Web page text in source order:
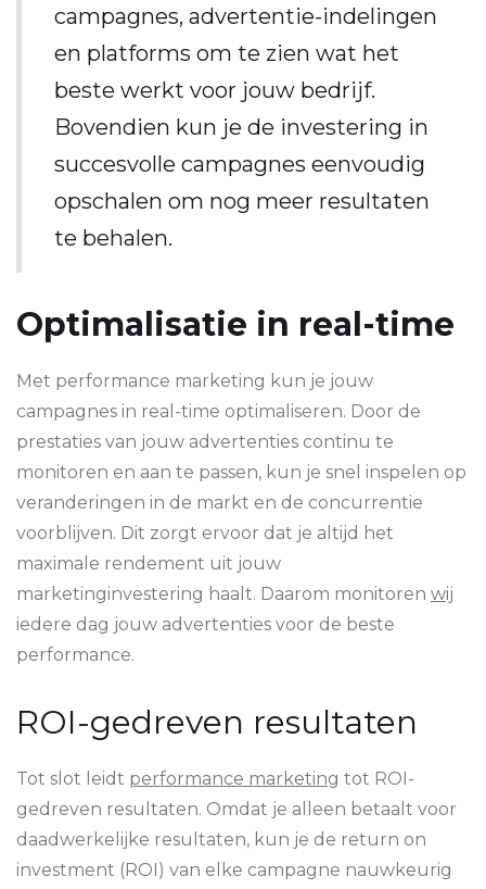
campagnes, advertentie-indelingen
en platforms om te zien wat het
beste werkt voor jouw bedrijf.
Bovendien kun je de investering in
succesvolle campagnes eenvoudig
opschalen om nog meer resultaten
te behalen.
Optimalisatie in real-time
Met performance marketing kun je jouw
campagnes in real-time optimaliseren. Door de
prestaties van jouw advertenties continu te
monitoren en aan te passen, kun je snel inspelen op
veranderingen in de markt en de concurrentie
voorblijven. Dit zorgt ervoor dat je altijd het
maximale rendement uit jouw
marketinginvestering haalt. Daarom monitoren wij
iedere dag jouw advertenties voor de beste
performance.
ROI-gedreven resultaten
Tot slot leidt performance marketing tot ROI-
gedreven resultaten. Omdat je alleen betaalt voor
daadwerkelijke resultaten, kun je de return on
investment (ROI) van elke campagne nauwkeurig